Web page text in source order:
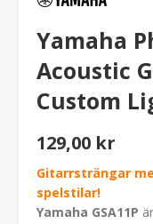
Yamaha
Acoustic
Custom
129,00 kr
Gitarrsträngar
spelstilar!
Yamaha GSA11P